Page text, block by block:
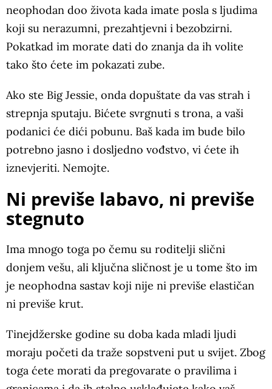
neophodan doo života kada imate posla s ljudima
koji su nerazumni, prezahtjevni i bezobzirni.
Pokatkad im morate dati do znanja da ih volite
tako što ćete im pokazati zube.
Ako ste Big Jessie, onda dopuštate da vas strah i
strepnja sputaju. Bićete svrgnuti s trona, a vaši
podanici će dići pobunu. Baš kada im bude bilo
potrebno jasno i dosljedno vođstvo, vi ćete ih
iznevjeriti. Nemojte.
Ni previše labavo, ni previše
stegnuto
Ima mnogo toga po čemu su roditelji slični
donjem vešu, ali ključna sličnost je u tome što im
je neophodna sastav koji nije ni previše elastičan
ni previše krut.
Tinejdžerske godine su doba kada mladi ljudi
moraju početi da traže sopstveni put u svijet. Zbog
toga ćete morati da pregovarate o pravilima i